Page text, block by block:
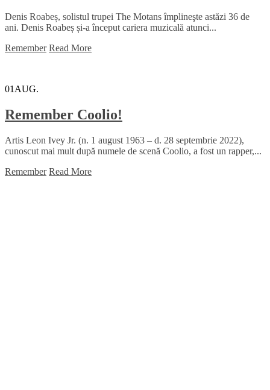
Denis Roabeș, solistul trupei The Motans împlineşte astăzi 36 de
ani. Denis Roabeș și-a început cariera muzicală atunci...
Remember Read More
01 AUG.
Remember Coolio!
Artis Leon Ivey Jr. (n. 1 august 1963 – d. 28 septembrie 2022),
cunoscut mai mult după numele de scenă Coolio, a fost un rapper,...
Remember Read More